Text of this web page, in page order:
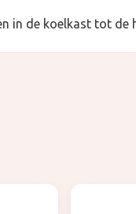
in de koelkast tot